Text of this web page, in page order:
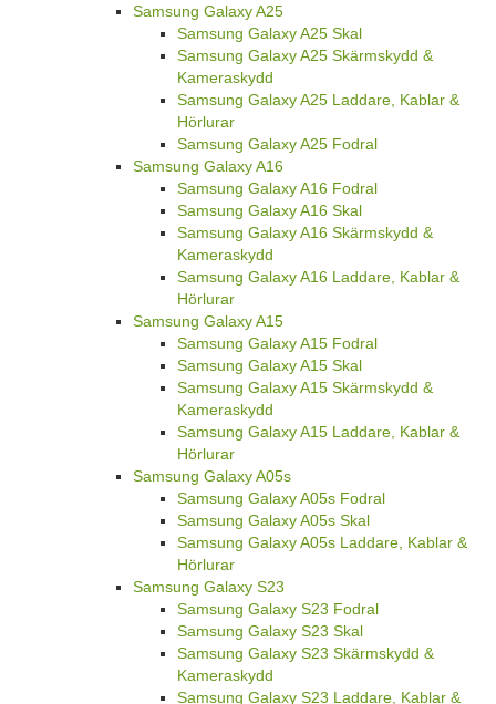
Samsung Galaxy A25
Samsung Galaxy A25 Skal
Samsung Galaxy A25 Skärmskydd &
Kameraskydd
Samsung Galaxy A25 Laddare, Kablar &
Hörlurar
Samsung Galaxy A25 Fodral
Samsung Galaxy A16
Samsung Galaxy A16 Fodral
Samsung Galaxy A16 Skal
Samsung Galaxy A16 Skärmskydd &
Kameraskydd
Samsung Galaxy A16 Laddare, Kablar &
Hörlurar
Samsung Galaxy A15
Samsung Galaxy A15 Fodral
Samsung Galaxy A15 Skal
Samsung Galaxy A15 Skärmskydd &
Kameraskydd
Samsung Galaxy A15 Laddare, Kablar &
Hörlurar
Samsung Galaxy A05s
Samsung Galaxy A05s Fodral
Samsung Galaxy A05s Skal
Samsung Galaxy A05s Laddare, Kablar &
Hörlurar
Samsung Galaxy S23
Samsung Galaxy S23 Fodral
Samsung Galaxy S23 Skal
Samsung Galaxy S23 Skärmskydd &
Kameraskydd
Samsung Galaxy S23 Laddare, Kablar &